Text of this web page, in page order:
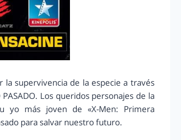
la supervivencia de la especie a través
Los queridos personajes de la
yo más joven de «X-Men: Primera
para salvar nuestro futuro.